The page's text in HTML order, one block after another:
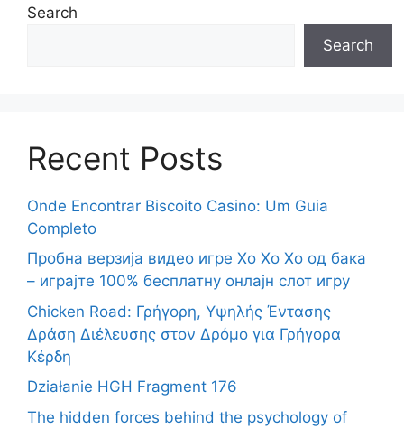
Search
Search
Recent Posts
Onde Encontrar Biscoito Casino: Um Guia
Completo
Пробна верзија видео игре Хо Хо Хо од бака
– играјте 100% бесплатну онлајн слот игру
Chicken Road: Γρήγορη, Υψηλής Έντασης
Δράση Διέλευσης στον Δρόμο για Γρήγορα
Κέρδη
Działanie HGH Fragment 176
The hidden forces behind the psychology of